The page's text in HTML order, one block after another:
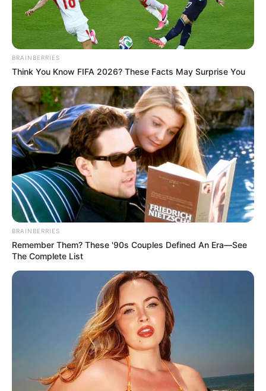
qualidade de execução das atividades.
VEJA TAMBÉM:
🟢IFA: Plano de ação para Receber.
🟢Cidades que entregam motocicletas
Conheça as cidade que pagam o IFA
🟢ACS e ACE e a economia de 226 bilhões
IFA: Protesto de Agentes de Saúde interdita a avenida.
👥 Reações de parlamentares e representantes da categoria
Defensores do projeto afirmam que a redução da carga horária
BRAINBERRIES
Think You Know FIFA 2026? These Facts May Surprise You
BRAINBERRIES
Remember Them? These '90s Couples Defined An Era—See
The Complete List